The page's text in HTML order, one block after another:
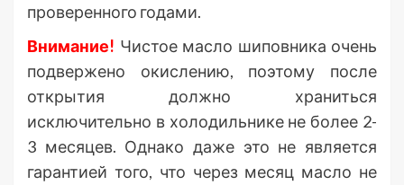
проверенного годами.
Внимание! Чистое масло шиповника очень
подвержено окислению, поэтому после
открытия должно храниться
исключительно в холодильнике не более 2-
3 месяцев. Однако даже это не является
гарантией того, что через месяц масло не